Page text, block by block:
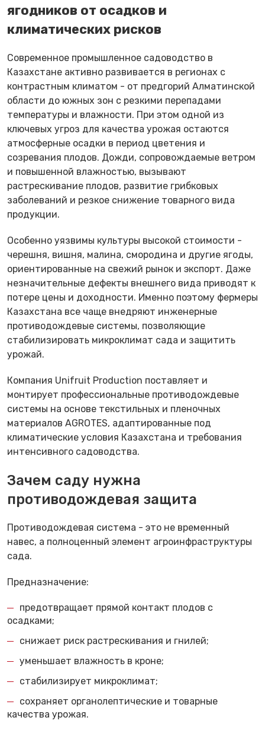
ягодников от осадков и
климатических рисков
Современное промышленное садоводство в
Казахстане активно развивается в регионах с
контрастным климатом - от предгорий Алматинской
области до южных зон с резкими перепадами
температуры и влажности. При этом одной из
ключевых угроз для качества урожая остаются
атмосферные осадки в период цветения и
созревания плодов. Дожди, сопровождаемые ветром
и повышенной влажностью, вызывают
растрескивание плодов, развитие грибковых
заболеваний и резкое снижение товарного вида
продукции.
Особенно уязвимы культуры высокой стоимости -
черешня, вишня, малина, смородина и другие ягоды,
ориентированные на свежий рынок и экспорт. Даже
незначительные дефекты внешнего вида приводят к
потере цены и доходности. Именно поэтому фермеры
Казахстана все чаще внедряют инженерные
противодождевые системы, позволяющие
стабилизировать микроклимат сада и защитить
урожай.
Компания Unifruit Production поставляет и
монтирует профессиональные противодождевые
системы на основе текстильных и пленочных
материалов AGROTES, адаптированные под
климатические условия Казахстана и требования
интенсивного садоводства.
Зачем саду нужна
противодождевая защита
Противодождевая система - это не временный
навес, а полноценный элемент агроинфраструктуры
сада.
Предназначение:
предотвращает прямой контакт плодов с
осадками;
снижает риск растрескивания и гнилей;
уменьшает влажность в кроне;
стабилизирует микроклимат;
сохраняет органолептические и товарные
качества урожая.